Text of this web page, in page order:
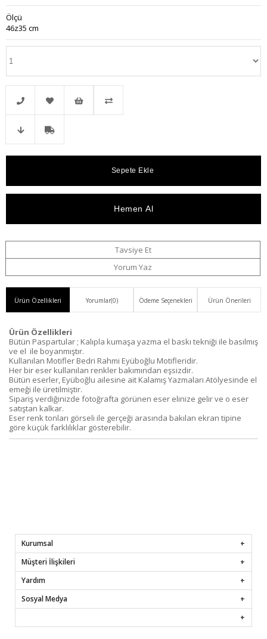
Ölçü
46z35 cm
Telefonla Favorilere
Tavsiye Et
Yorum Yaz
Ürün Özellikleri Yorumlar(0) Ödeme Seçenekleri Ürün Önerileri
Ürün Özellikleri
Bütün Paspartular ; Kalıpla kumaşa yazma el baskı tekniği ile basılmış
ve el ile boyanmıştır.
Kullanılan Motifler Bedri Rahmi Eyüboğlu Motifleridir.
Her bir eser kullanılan renkler bakımından eşsizdir.
Bütün eserler, Eyüboğlu ailesine ait Kalamış Yazmaları Atölyesinde el
emeği ile üretilmiştir.
Sipariş verdiğinizde fotoğrafta görünen eser elinize gelir ve o eser
satıştan kalkar.
Eser renk tonları görseli ile gerçeği arasında bakılan ekran tipine
göre küçük farklılıklar gösterebilir.
Kurumsal
Müşteri İlişkileri
Yardım
Sosyal Medya